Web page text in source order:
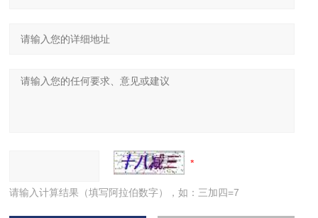
请输入计算结果（填写阿拉伯数字），如：三加四=7